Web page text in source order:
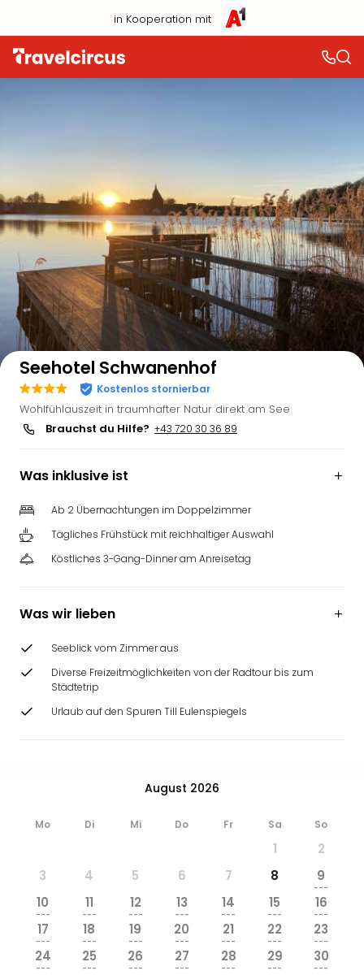
in Kooperation mit
Auf der Karte anzeigen
Seehotel Schwanenhof
Kostenlos stornierbar
Wohlfühlauszeit in traumhafter Natur direkt am See
Brauchst du Hilfe? +43 720 30 36 89
Was inklusive ist
Ab 2 Übernachtungen im Doppelzimmer
Tägliches Frühstück mit reichhaltiger Auswahl
Köstliches 3-Gang-Dinner am Anreisetag
Was wir lieben
Seeblick vom Zimmer aus
Diverse Freizeitmöglichkeiten von der Radtour bis zum
Städtetrip
Urlaub auf den Spuren Till Eulenspiegels
August 2026
Mo Di Mi Do Fr Sa So
1
2
3
4 5 6 7 8 9
---
10
---
11
---
12
---
13
---
14
---
15
---
16
---
17
---
18
---
19
---
20
---
21
---
22
---
23
---
24
---
25
---
26
---
27
---
28
---
29
---
30
---